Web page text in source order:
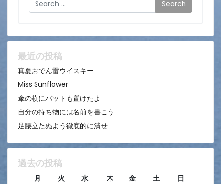
最近の投稿
真夏おでん雷ウイスキー
Miss Sunflower
傘の横にバットも置けたよ
自分の持ち物には名前を書こう
足腰立たぬよう徹底的に潰せ
過去の投稿
月 火 水 木 金 土
日